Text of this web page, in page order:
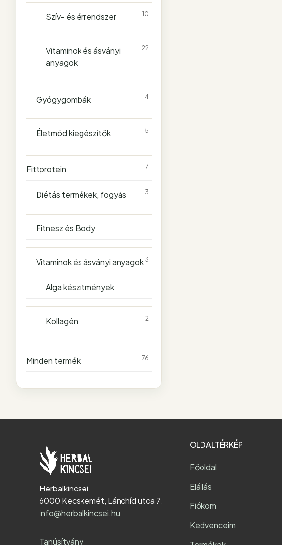
Szív- és érrendszer 10
Vitaminok és ásványi
anyagok
22
Gyógygombák 4
Életmód kiegészítők 5
Fittprotein 7
Diétás termékek, fogyás 3
Fitnesz és Body 1
Vitaminok és ásványi anyagok 3
Alga készítmények 1
Kollagén 2
Minden termék 76
Herbalkincsei
6000 Kecskemét, Lánchíd utca 7.
info@herbalkincsei.hu
Tanúsítvány
OLDALTÉRKÉP
Főoldal
Elállás
Fiókom
Kedvenceim